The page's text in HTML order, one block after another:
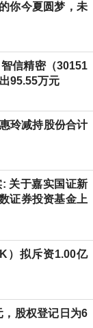
你今夏圆梦，未
信精密（30151
95.55万元
玲减持股份合计
关于嘉实国证新
证券投资基金上
）拟斥资1.00亿
，股权登记日为6